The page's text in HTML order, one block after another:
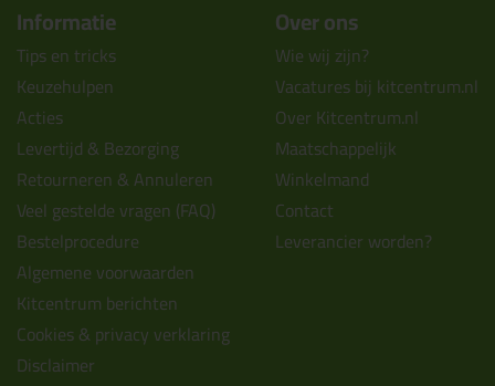
Informatie
Tips en tricks
Keuzehulpen
Acties
Levertijd & Bezorging
Retourneren & Annuleren
Veel gestelde vragen (FAQ)
Bestelprocedure
Algemene voorwaarden
Kitcentrum berichten
Cookies & privacy verklaring
Disclaimer
Over ons
Wie wij zijn?
Vacatures bij kitcentrum.nl
Over Kitcentrum.nl
Maatschappelijk
Winkelmand
Contact
Leverancier worden?